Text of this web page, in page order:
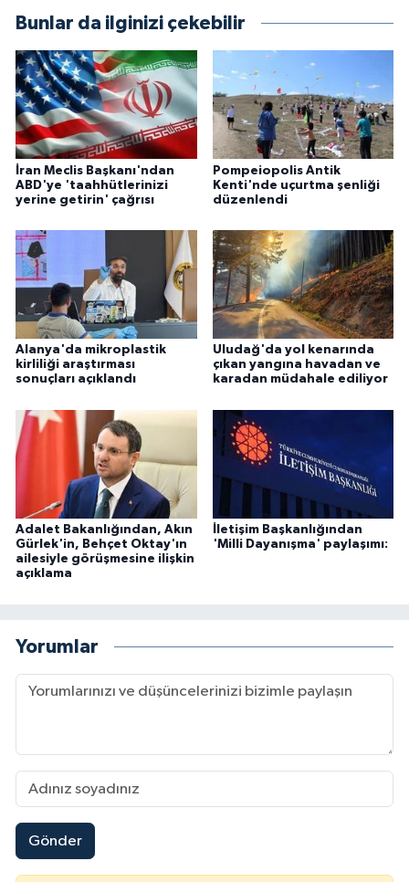
Bunlar da ilginizi çekebilir
İran Meclis Başkanı'ndan
ABD'ye 'taahhütlerinizi
yerine getirin' çağrısı
Pompeiopolis Antik
Kenti'nde uçurtma şenliği
düzenlendi
Alanya'da mikroplastik
kirliliği araştırması
sonuçları açıklandı
Uludağ'da yol kenarında
çıkan yangına havadan ve
karadan müdahale ediliyor
Adalet Bakanlığından, Akın
Gürlek'in, Behçet Oktay'ın
ailesiyle görüşmesine ilişkin
açıklama
İletişim Başkanlığından
'Milli Dayanışma' paylaşımı:
Yorumlar
Gönder